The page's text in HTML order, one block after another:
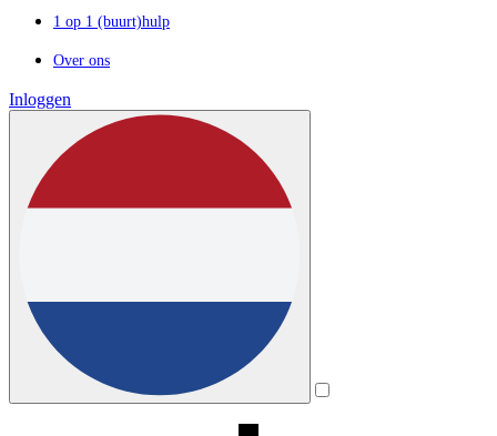
1 op 1 (buurt)hulp
Over ons
Inloggen